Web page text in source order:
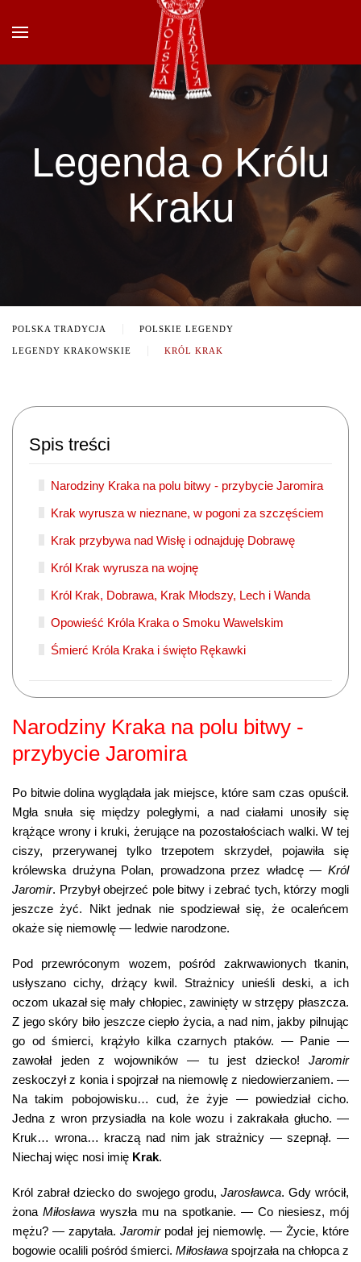
Przejdź do głównej treści
Legenda o Królu
Kraku
POLSKA TRADYCJA POLSKIE LEGENDY
LEGENDY KRAKOWSKIE KRÓL KRAK
Spis treści
Narodziny Kraka na polu bitwy - przybycie Jaromira
Krak wyrusza w nieznane, w pogoni za szczęściem
Krak przybywa nad Wisłę i odnajduję Dobrawę
Król Krak wyrusza na wojnę
Król Krak, Dobrawa, Krak Młodszy, Lech i Wanda
Opowieść Króla Kraka o Smoku Wawelskim
Śmierć Króla Kraka i święto Rękawki
Narodziny Kraka na polu bitwy -
przybycie Jaromira
Po bitwie dolina wyglądała jak miejsce, które sam czas opuścił.
Mgła snuła się między poległymi, a nad ciałami unosiły się
krążące wrony i kruki, żerujące na pozostałościach walki. W tej
ciszy, przerywanej tylko trzepotem skrzydeł, pojawiła się
królewska drużyna Polan, prowadzona przez władcę — Król
Jaromir. Przybył obejrzeć pole bitwy i zebrać tych, którzy mogli
jeszcze żyć. Nikt jednak nie spodziewał się, że ocaleńcem
okaże się niemowlę — ledwie narodzone.
Pod przewróconym wozem, pośród zakrwawionych tkanin,
usłyszano cichy, drżący kwil. Strażnicy unieśli deski, a ich
oczom ukazał się mały chłopiec, zawinięty w strzępy płaszcza.
Z jego skóry biło jeszcze ciepło życia, a nad nim, jakby pilnując
go od śmierci, krążyło kilka czarnych ptaków. — Panie —
zawołał jeden z wojowników — tu jest dziecko! Jaromir
zeskoczył z konia i spojrzał na niemowlę z niedowierzaniem. —
Na takim pobojowisku… cud, że żyje — powiedział cicho.
Jedna z wron przysiadła na kole wozu i zakrakała głucho. —
Kruk… wrona… kraczą nad nim jak strażnicy — szepnął. —
Niechaj więc nosi imię Krak.
Król zabrał dziecko do swojego grodu, Jarosławca. Gdy wrócił,
żonaMiłosława wyszła mu na spotkanie. — Co niesiesz, mój
mężu? — zapytała.Jaromirpodał jej niemowlę. — Życie, które
bogowie ocalili pośród śmierci. Miłosława spojrzała na chłopca z